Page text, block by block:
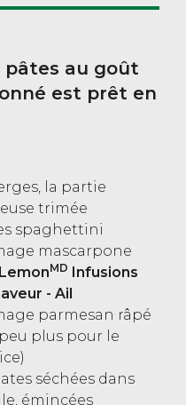
au goût
est prêt en
la partie
trimée
spaghettini
mascarpone
MD Infusions
- Ail
parmesan râpé
plus pour le
séchées dans
émincées